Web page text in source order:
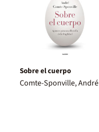
Sobre el cuerpo
Comte-Sponville, André